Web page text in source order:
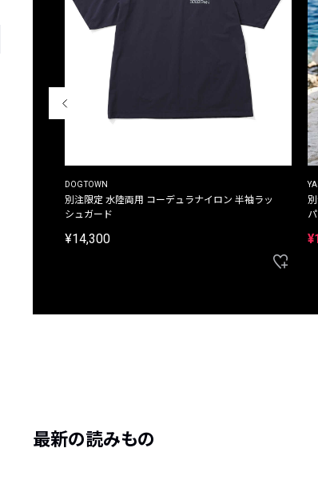
DOGTOWN
別注限定 水陸両用 コーデュラナイロン 半袖ラッ
シュガード
¥14,300
最新の読みもの